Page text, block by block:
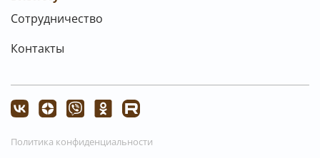
Сотрудничество
Контакты
Политика конфиденциальности